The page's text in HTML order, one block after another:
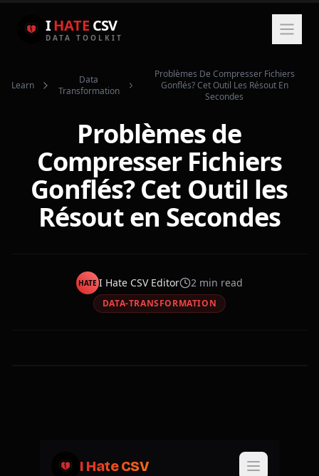
IHATE CSV
DATA TOOLKIT
Learn
Data
Transformation
Problèmes De Compresser Fichiers
Gonflés? Cet Outil Les Résout En
Secondes
Problèmes de
Compresser Fichiers
Gonflés? Cet Outil les
Résout en Secondes
HATE I Hate CSV Editor 2 min read
DATA-TRANSFORMATION